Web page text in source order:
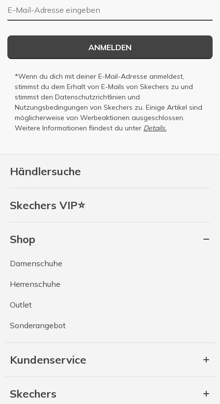
Händlersuche
Skechers VIP⭐
Shop
Damenschuhe
Herrenschuhe
Outlet
Sonderangebot
Kundenservice
Skechers
E-Mail-Adresse
ANMELDEN
*Wenn du dich mit deiner E-Mail-Adresse anmeldest,
stimmst du dem Erhalt von E-Mails von Skechers zu und
stimmst den Datenschutzrichtlinien und
Nutzungsbedingungen von Skechers zu. Einige Artikel sind
möglicherweise von Werbeaktionen ausgeschlossen.
Weitere Informationen fiindest du unter Details.